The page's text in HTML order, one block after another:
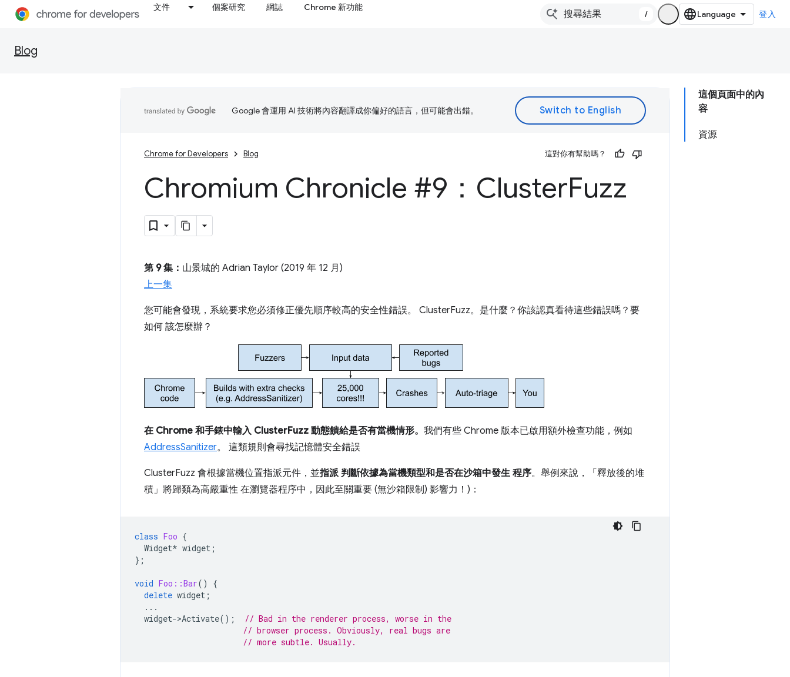
文件 個案研究 網誌 Chrome 新功能
/ 登入
Blog
這個頁面中的內
容
資源
Google 會運用 AI 技術將內容翻譯成你偏好的語言，但可能會出錯。
Chrome for Developers Blog 這對你有幫助嗎？
Chromium Chronicle #9：ClusterFuzz
第 9 集： 山景城的 Adrian Taylor (2019 年 12 月)
上一集
您可能會發現，系統要求您必須修正優先順序較高的安全性錯誤。 ClusterFuzz。是什麼？你該認真看待這些錯誤嗎？要
如何 該怎麼辦？
在 Chrome 和手錶中輸入 ClusterFuzz 動態饋給是否有當機情形。 我們有些 Chrome 版本已啟用額外檢查功能，例如
AddressSanitizer。 這類規則會尋找記憶體安全錯誤
ClusterFuzz 會根據當機位置指派元件，並指派 判斷依據為當機類型和是否在沙箱中發生 程序。舉例來說，「釋放後的堆
積」將歸類為高嚴重性 在瀏覽器程序中，因此至關重要 (無沙箱限制) 影響力！)：
class Foo {
Widget* widget ;
};
void Foo::Bar()
{
delete widget ;
...
widget->Activate();
// Bad in the renderer process, worse in the
// browser process. Obviously, real bugs are
// more subtle. Usually.